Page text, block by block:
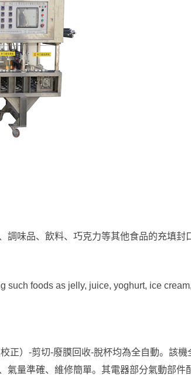
味品、飲料、巧克力等其他食品的充填封
such foods as jelly, juice, yoghurt, ice
正）-剪切-廢膜回收-脫杯均為全自動。該
氣量準確、維修簡單。其電器部分氣動部件